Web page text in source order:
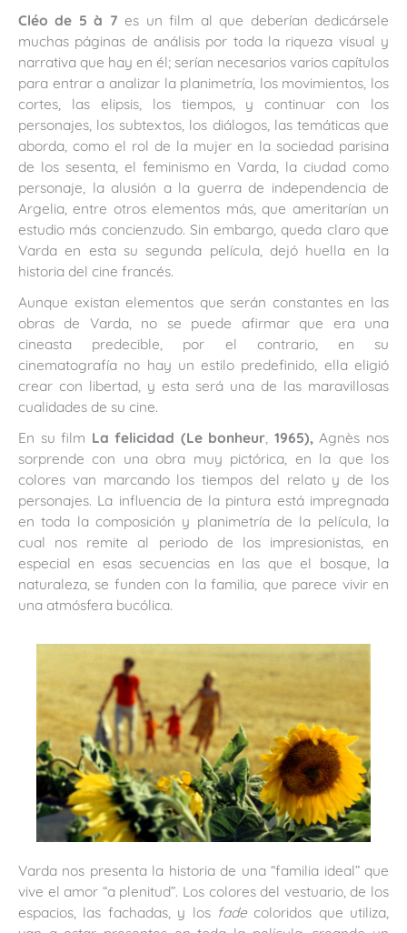
Cléo de 5 à 7 es un film al que deberían dedicársele
muchas páginas de análisis por toda la riqueza visual y
narrativa que hay en él; serían necesarios varios capítulos
para entrar a analizar la planimetría, los movimientos, los
cortes, las elipsis, los tiempos, y continuar con los
personajes, los subtextos, los diálogos, las temáticas que
aborda, como el rol de la mujer en la sociedad parisina
de los sesenta, el feminismo en Varda, la ciudad como
personaje, la alusión a la guerra de independencia de
Argelia, entre otros elementos más, que ameritarían un
estudio más concienzudo. Sin embargo, queda claro que
Varda en esta su segunda película, dejó huella en la
historia del cine francés.
Aunque existan elementos que serán constantes en las
obras de Varda, no se puede afirmar que era una
cineasta predecible, por el contrario, en su
cinematografía no hay un estilo predefinido, ella eligió
crear con libertad, y esta será una de las maravillosas
cualidades de su cine.
En su film La felicidad (Le bonheur, 1965),Agnès nos
sorprende con una obra muy pictórica, en la que los
colores van marcando los tiempos del relato y de los
personajes. La influencia de la pintura está impregnada
en toda la composición y planimetría de la película, la
cual nos remite al periodo de los impresionistas, en
especial en esas secuencias en las que el bosque, la
naturaleza, se funden con la familia, que parece vivir en
una atmósfera bucólica.
Varda nos presenta la historia de una “familia ideal” que
vive el amor “a plenitud”. Los colores del vestuario, de los
espacios, las fachadas, y los fade coloridos que utiliza,